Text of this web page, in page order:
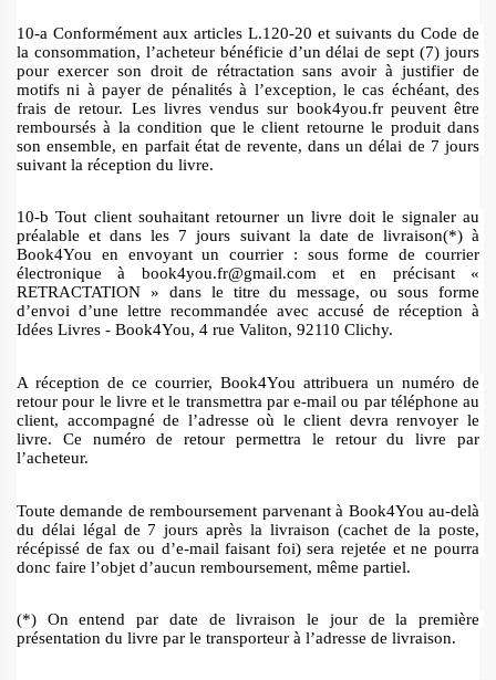
10-a Conformément aux articles L.120-20 et suivants du Code de
la consommation, l’acheteur bénéficie d’un délai de sept (7) jours
pour exercer son droit de rétractation sans avoir à justifier de
motifs ni à payer de pénalités à l’exception, le cas échéant, des
frais de retour. Les livres vendus sur book4you.fr peuvent être
remboursés à la condition que le client retourne le produit dans
son ensemble, en parfait état de revente, dans un délai de 7 jours
suivant la réception du livre.
10-b Tout client souhaitant retourner un livre doit le signaler au
préalable et dans les 7 jours suivant la date de livraison(*) à
Book4You en envoyant un courrier : sous forme de courrier
électronique à book4you.fr@gmail.com et en précisant «
RETRACTATION » dans le titre du message, ou sous forme
d’envoi d’une lettre recommandée avec accusé de réception à
Idées Livres - Book4You, 4 rue Valiton, 92110 Clichy.
A réception de ce courrier, Book4You attribuera un numéro de
retour pour le livre et le transmettra par e-mail ou par téléphone au
client, accompagné de l’adresse où le client devra renvoyer le
livre. Ce numéro de retour permettra le retour du livre par
l’acheteur.
Toute demande de remboursement parvenant à Book4You au-delà
du délai légal de 7 jours après la livraison (cachet de la poste,
récépissé de fax ou d’e-mail faisant foi) sera rejetée et ne pourra
donc faire l’objet d’aucun remboursement, même partiel.
(*) On entend par date de livraison le jour de la première
présentation du livre par le transporteur à l’adresse de livraison.